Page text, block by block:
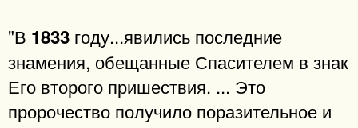
"В 1833 году...явились последние
знамения, обещанные Спасителем в знак
Его второго пришествия. ... Это
пророчество получило поразительное и